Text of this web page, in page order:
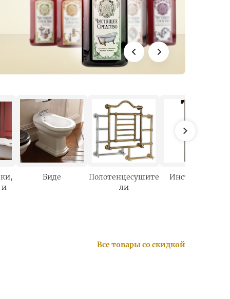
и
Биде
Полотенцесушите
ли
Инсталляции
Все товары со скидкой